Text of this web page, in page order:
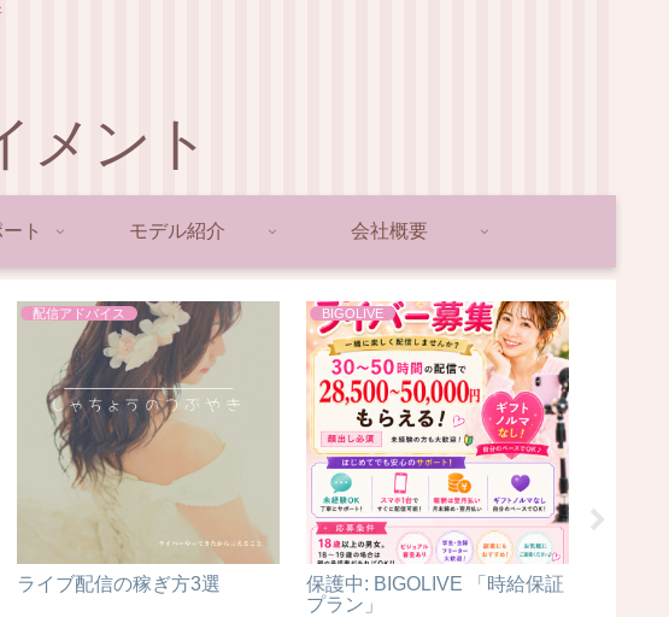
メント
ト モデル紹介 会社概要
配信アドバイス
ライブ配信の稼ぎ方3選
BIGOLIVE
保護中: BIGOLIVE 「時給保証
プラン」